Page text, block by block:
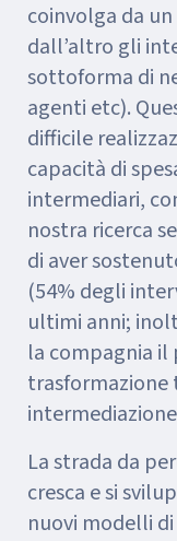
coinvolga da
dall’altro gli
sottoforma di
agenti etc).
difficile
capacità di
intermediari,
nostra ricerca
di aver
(54% degli
ultimi anni;
la compagnia
trasformazione
La strada da
cresca e si
nuovi modelli